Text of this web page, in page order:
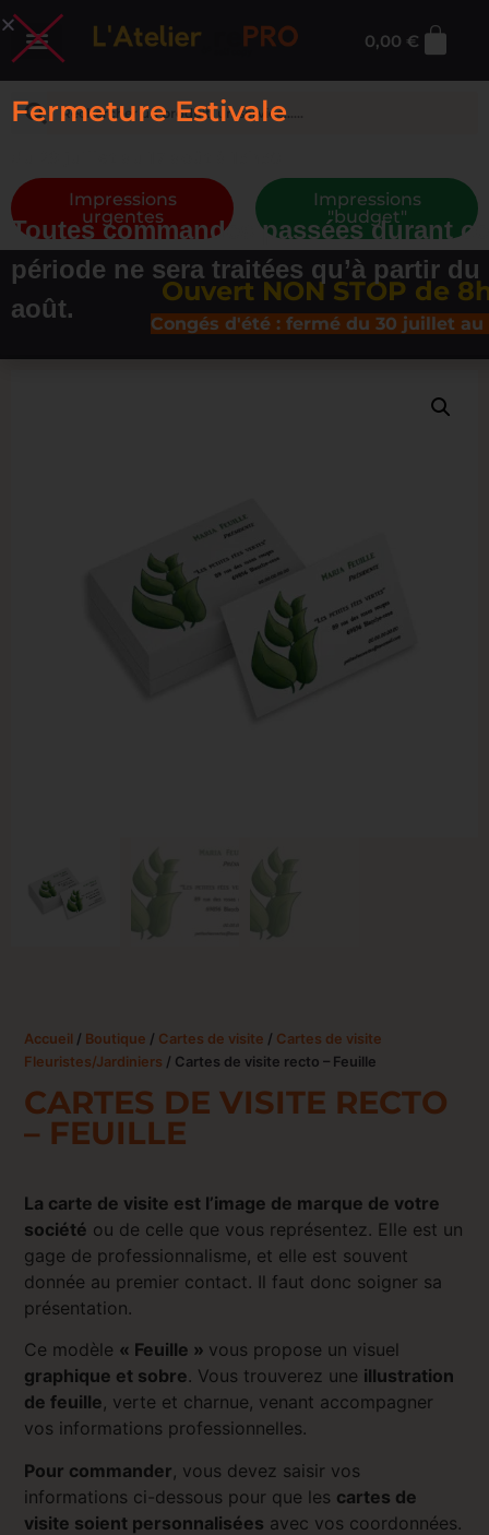
0,00 €
Impressions
urgentes
Impressions
"budget"
Ouvert NON STOP de
Congés d'été : fermé du 30 juillet au 16
Accueil / Boutique / Cartes de visite / Cartes de visite
Fleuristes/Jardiniers / Cartes de visite recto – Feuille
CARTES DE VISITE RECTO
– FEUILLE
La carte de visite est l’image de marque de votre
société ou de celle que vous représentez. Elle est un
gage de professionnalisme, et elle est souvent
donnée au premier contact. Il faut donc soigner sa
présentation.
Ce modèle « Feuille » vous propose un visuel
graphique et sobre. Vous trouverez une illustration
de feuille, verte et charnue, venant accompagner
vos informations professionnelles.
Pour commander, vous devez saisir vos
informations ci-dessous pour que les cartes de
visite soient personnalisées avec vos coordonnées.
Fermeture Estivale
Toutes commandes passées durant
période ne sera traitées qu’à partir du
août.